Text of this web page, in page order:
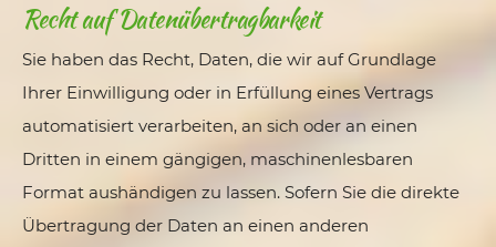
Recht auf Daten­übertrag­barkeit
Sie haben das Recht, Daten, die wir auf Grundlage
Ihrer Einwilligung oder in Erfüllung eines Vertrags
automatisiert verarbeiten, an sich oder an einen
Dritten in einem gängigen, maschinenlesbaren
Format aushändigen zu lassen. Sofern Sie die direkte
Übertragung der Daten an einen anderen